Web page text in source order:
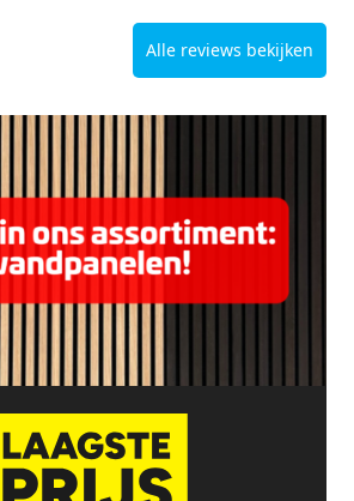
Alle reviews bekijken